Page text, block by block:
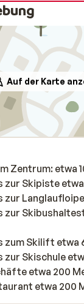
Auf der Karte
Zentrum: etwa
zur Skipiste
zur
zur
zum Skilift etwa
zur Skischule
etwa 200
etwa 200